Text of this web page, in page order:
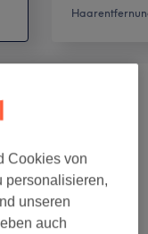
ab 20 €
Cookies von
personalisieren,
unseren
auch